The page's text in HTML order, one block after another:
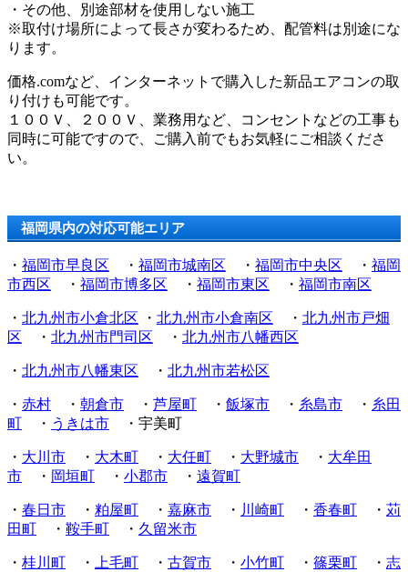
・その他、別途部材を使用しない施工
※取付け場所によって長さが変わるため、配管料は別途にな
ります。
価格.comなど、インターネットで購入した新品エアコンの取
り付けも可能です。
１００Ｖ、２００Ｖ、業務用など、コンセントなどの工事も
同時に可能ですので、ご購入前でもお気軽にご相談くださ
い。
福岡県内の対応可能エリア
・ 福岡市早良区 ・ 福岡市城南区 ・ 福岡市中央区 ・ 福岡
市西区 ・ 福岡市博多区 ・ 福岡市東区 ・ 福岡市南区
・ 北九州市小倉北区 ・ 北九州市小倉南区 ・ 北九州市戸畑
区 ・ 北九州市門司区 ・ 北九州市八幡西区
・ 北九州市八幡東区 ・ 北九州市若松区
・ 赤村 ・ 朝倉市 ・ 芦屋町 ・ 飯塚市 ・ 糸島市 ・ 糸田
町 ・ うきは市 ・ 宇美町
・ 大川市 ・ 大木町 ・ 大任町 ・ 大野城市 ・ 大牟田
市 ・ 岡垣町 ・ 小郡市 ・ 遠賀町
・ 春日市 ・ 粕屋町 ・ 嘉麻市 ・ 川崎町 ・ 香春町 ・ 苅
田町 ・ 鞍手町 ・ 久留米市
・ 桂川町 ・ 上毛町 ・ 古賀市 ・ 小竹町 ・ 篠栗町 ・ 志